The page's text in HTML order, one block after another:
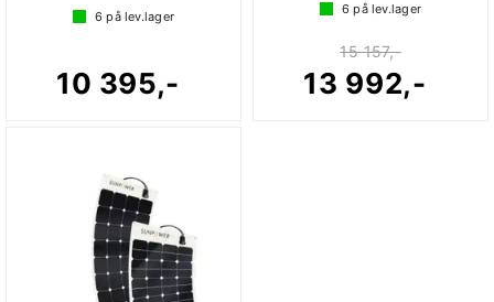
6 på lev.lager
10 395,-
6 på lev.lager
15 157,-
13 992,-